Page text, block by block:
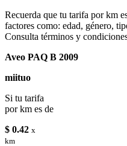
Recuerda que tu tarifa por km
factores como: edad, género,
Consulta términos y
Aveo PAQ B 2009
miituo
Si tu tarifa
por km es de
$ 0.42 x
km